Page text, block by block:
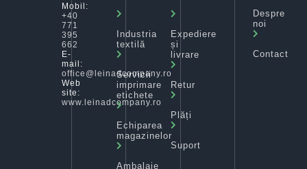
Mobil:
+40
771
395
662
E-
mail:
office@leinadcompany.ro
Web
site:
www.leinadcompany.ro
Industria
textilă
Servicii
imprimare
etichete
Echiparea
magazinelor
Ambalaje
Expediere
și
livrare
Retur
Plăți
Suport
Despre
noi
Contact